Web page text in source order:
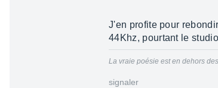
J'en profite pour
44Khz, pourtant le
La vraie poésie est en dehors
signaler